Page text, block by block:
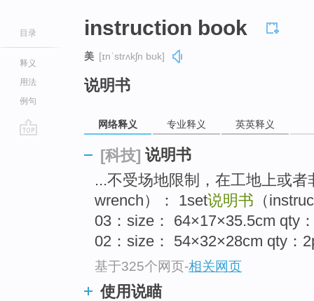
目录
释义
用法
例句
instruction book
美 [ɪnˈstrʌkʃn bʊk]
说明书
网络释义 专业释义 英英释义
[科技] 说明书
...不受场地限制，在工地上或
wrench）： 1set说明书 （
03：size： 64×17×35.5cm qty
02：size： 54×32×28cm qty：
基于325个网页-相关网页
使用说瞄